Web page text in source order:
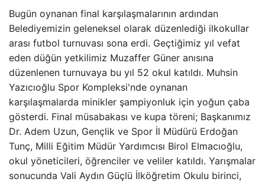
Bugün oynanan final karşılaşmalarının ardından
Belediyemizin geleneksel olarak düzenlediği ilkokullar
arası futbol turnuvası sona erdi. Geçtiğimiz yıl vefat
eden düğün yetkilimiz Muzaffer Güner anısına
düzenlenen turnuvaya bu yıl 52 okul katıldı. Muhsin
Yazıcıoğlu Spor Kompleksi'nde oynanan
karşılaşmalarda minikler şampiyonluk için yoğun çaba
gösterdi. Final müsabakası ve kupa töreni; Başkanımız
Dr. Adem Uzun, Gençlik ve Spor İl Müdürü Erdoğan
Tunç, Milli Eğitim Müdür Yardımcısı Birol Elmacıoğlu,
okul yöneticileri, öğrenciler ve veliler katıldı. Yarışmalar
sonucunda Vali Aydın Güçlü İlköğretim Okulu birinci,